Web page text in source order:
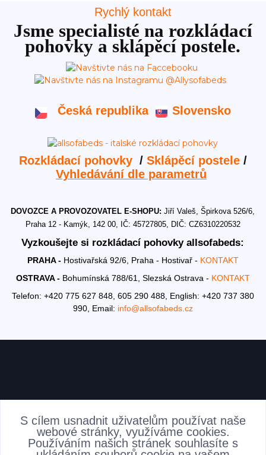
Rychlý kontakt
Jsme specialisté na rozkládací
pohovky a sklápěcí postele.
Česká republika Slovensko
Rozkládací pohovky / Sklápěcí postele/
Vyhledávání dle parametrů
DOVOZCE A PROVOZOVATEL E-SHOPU:Jiří Valeš, Špirkova 526/6,
Praha 12 - Kamýk, 142 00, IČ: 45727805, DIČ: CZ6310220532
Vyzkoušejte si rozkládací pohovky allsofabeds:
PRAHA - Hostivařská 92/6, Praha - Hostivař - KONTAKT
OSTRAVA - Bohumínská 788/61, Slezská Ostrava - KONTAKT
Telefon: +420 775 627 848, 605 290 488, English: +420 737 380
990, Email: info@allsofabeds.cz
AKTUALITY
S cílem usnadnit uživatelům používat naše
webové stránky, využíváme cookies.
Používáním našich stránek souhlasíte s